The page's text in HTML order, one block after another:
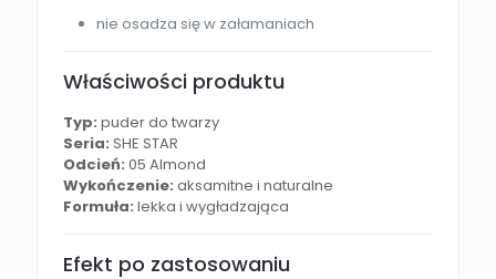
nie osadza się w załamaniach
Właściwości produktu
Typ: puder do twarzy
Seria: SHE STAR
Odcień: 05 Almond
Wykończenie: aksamitne i naturalne
Formuła: lekka i wygładzająca
Efekt po zastosowaniu